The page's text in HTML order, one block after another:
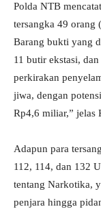
Polda NTB
tersangka 49 orang
Barang bukti yang
11 butir ekstasi,
perkirakan
jiwa, dengan
Rp4,6 miliar,” jelas
Adapun para
112, 114, dan 132
tentang Narkotika,
penjara hingga